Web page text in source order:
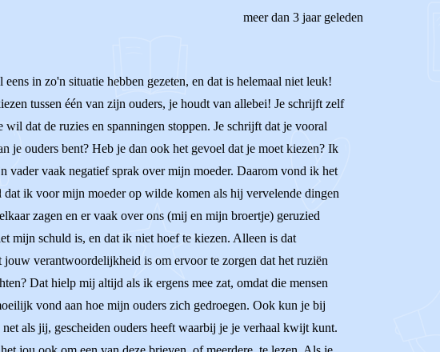
meer dan 3 jaar geleden
in zo'n situatie hebben gezeten, en dat is helemaal niet leuk!
tussen één van zijn ouders, je houdt van allebei! Je schrijft zelf
dat de ruzies en spanningen stoppen. Je schrijft dat je vooral
je ouders bent? Heb je dan ook het gevoel dat je moet kiezen? Ik
vaak negatief sprak over mijn moeder. Daarom vond ik het
ik voor mijn moeder op wilde komen als hij vervelende dingen
zagen en er vaak over ons (mij en mijn broertje) geruzied
mijn schuld is, en dat ik niet hoef te kiezen. Alleen is dat
verantwoordelijkheid is om ervoor te zorgen dat het ruziën
Dat hielp mij altijd als ik ergens mee zat, omdat die mensen
vond aan hoe mijn ouders zich gedroegen. Ook kun je bij
als jij, gescheiden ouders heeft waarbij je je verhaal kwijt kunt.